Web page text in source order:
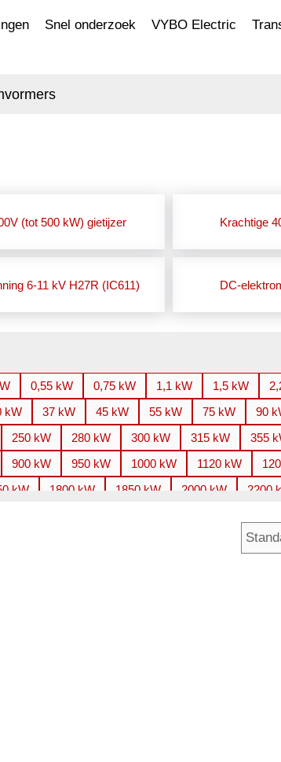
Snel onderzoek VYBO Electric
(tot 500 kW) gietijzer Krachtige
6-11 kV H27R (IC611) DC-
0,55 kW 0,75 kW 1,1 kW 1,5 kW
kW 37 kW 45 kW 55 kW 75 kW 90
250 kW 280 kW 300 kW 315 kW 355
900 kW 950 kW 1000 kW 1120 kW
kW 1800 kW 1850 kW 2000 kW 2200
5600